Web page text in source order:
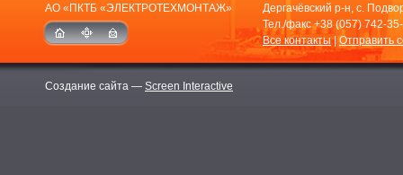
АО «ПКТБ «ЭЛЕКТРОТЕХМОНТАЖ»
Создание сайта — Screen Interactive
Дергачёвский р-н, с.
Тел./факс+38 (057) 742-
Все контакты|Отправить